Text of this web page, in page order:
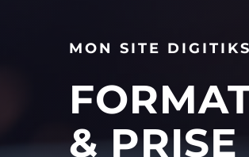
MON SITE DIGITIKS
&